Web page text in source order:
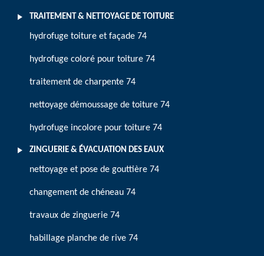
TRAITEMENT & NETTOYAGE DE TOITURE
hydrofuge toiture et façade 74
hydrofuge coloré pour toiture 74
traitement de charpente 74
nettoyage démoussage de toiture 74
hydrofuge incolore pour toiture 74
ZINGUERIE & ÉVACUATION DES EAUX
nettoyage et pose de gouttière 74
changement de chéneau 74
travaux de zinguerie 74
habillage planche de rive 74